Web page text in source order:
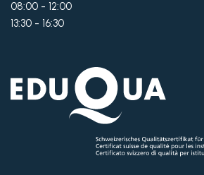
08:00 - 12:00
13:30 - 16:30